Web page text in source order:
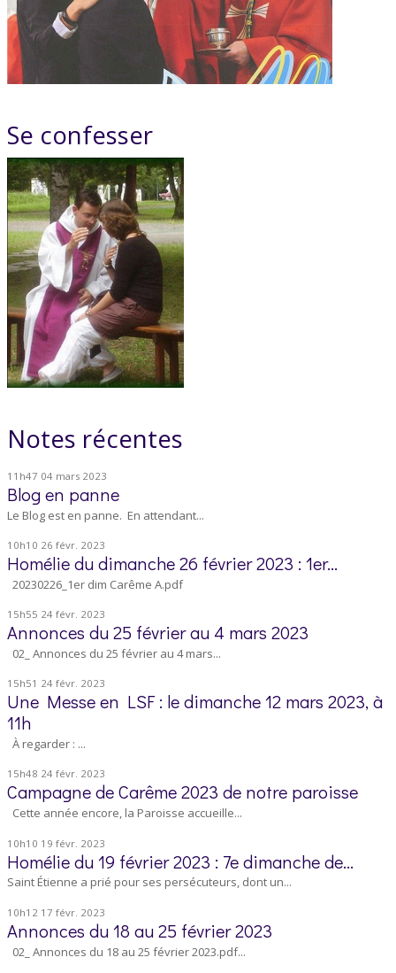
Se confesser
Notes récentes
11h47 04 mars 2023
Blog en panne
Le Blog est en panne. En attendant...
10h10 26 févr. 2023
Homélie du dimanche 26 février 2023 : 1er...
20230226_1er dim Carême A.pdf
15h55 24 févr. 2023
Annonces du 25 février au 4 mars 2023
02_ Annonces du 25 février au 4 mars...
15h51 24 févr. 2023
Une Messe en LSF : le dimanche 12 mars 2023, à
11h
À regarder : ...
15h48 24 févr. 2023
Campagne de Carême 2023 de notre paroisse
Cette année encore, la Paroisse accueille...
10h10 19 févr. 2023
Homélie du 19 février 2023 : 7e dimanche de...
Saint Étienne a prié pour ses persécuteurs, dont un...
10h12 17 févr. 2023
Annonces du 18 au 25 février 2023
02_ Annonces du 18 au 25 février 2023.pdf...